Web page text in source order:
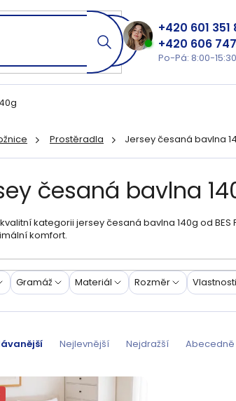
601 351
606
Po-Pá: 8:00-15:30
Prostěradla Jersey česaná bavlna
česaná bavlna
kategorii jersey česaná bavlna 140g od
komfort.
Nejlevnější Nejdražší Abecedně
Gramáž Materiál Rozměr Vlastnosti